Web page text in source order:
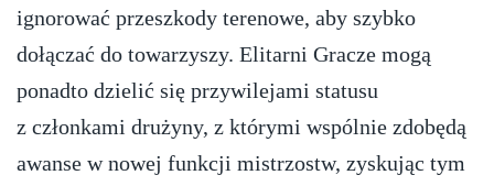
ignorować przeszkody terenowe, aby szybko
dołączać do towarzyszy. Elitarni Gracze mogą
ponadto dzielić się przywilejami statusu
z członkami drużyny, z którymi wspólnie zdobędą
awanse w nowej funkcji mistrzostw, zyskując tym